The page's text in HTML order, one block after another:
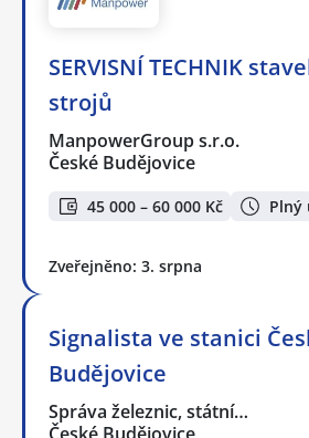
SERVISNÍ TECHNIK
strojů
ManpowerGroup s.r.o.
České Budějovice
45 000 – 60 000 Kč Plný
Zveřejněno: 3. srpna
Signalista ve stanici
Budějovice
Správa železnic, státní…